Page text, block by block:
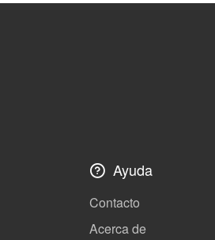
Ayuda
Contacto
Acerca de